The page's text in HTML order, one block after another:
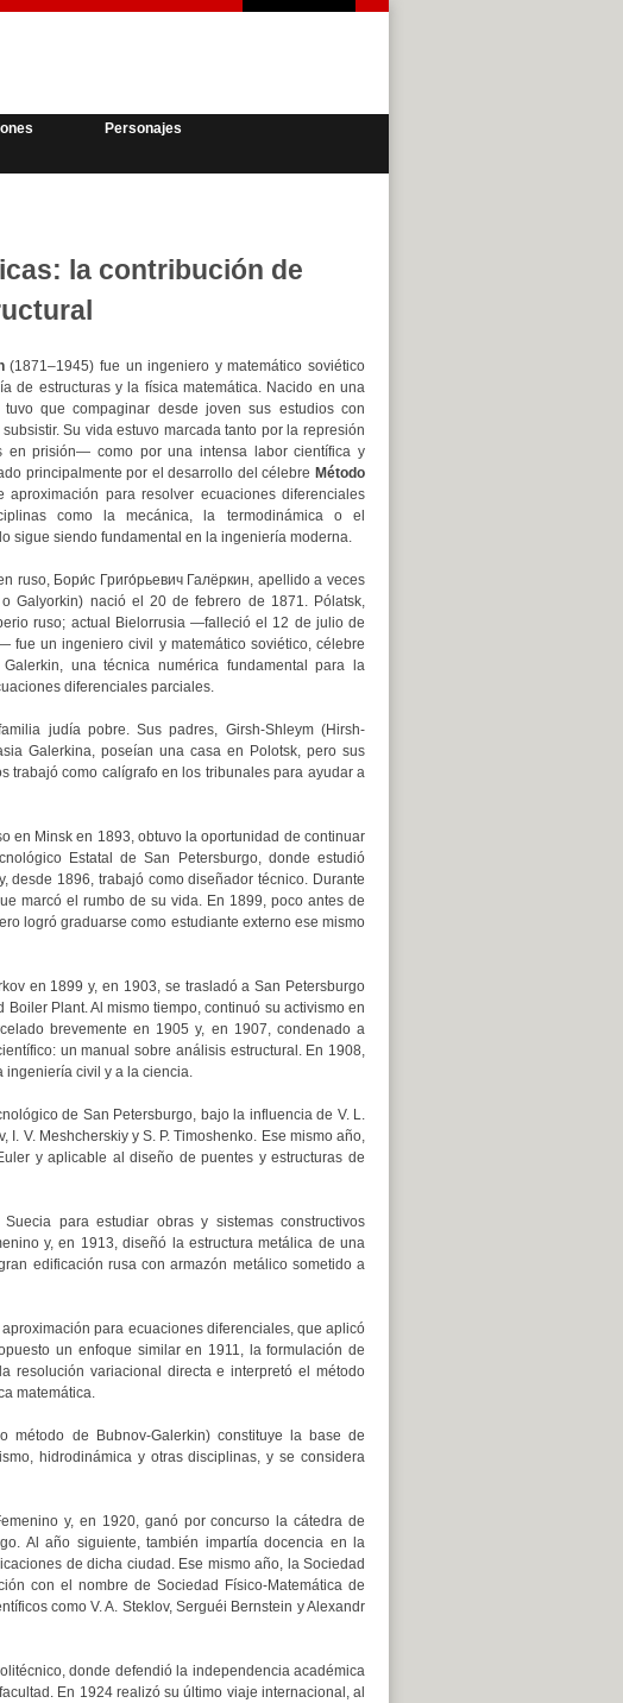
Personajes
la contribución de
(1871–1945) fue un ingeniero y matemático soviético
de estructuras y la física matemática. Nacido en una
que compaginar desde joven sus estudios con
Su vida estuvo marcada tanto por la represión
en prisión— como por una intensa labor científica y
principalmente por el desarrollo del célebre Método
aproximación para resolver ecuaciones diferenciales
como la mecánica, la termodinámica o el
sigue siendo fundamental en la ingeniería moderna.
ruso, Бори́с Григо́рьевич Галёркин, apellido a veces
Galyorkin) nació el 20 de febrero de 1871. Pólatsk,
ruso; actual Bielorrusia —falleció el 12 de julio de
fue un ingeniero civil y matemático soviético, célebre
una técnica numérica fundamental para la
diferenciales parciales.
judía pobre. Sus padres, Girsh-Shleym (Hirsh-
Galerkina, poseían una casa en Polotsk, pero sus
trabajó como calígrafo en los tribunales para ayudar a
en Minsk en 1893, obtuvo la oportunidad de continuar
Estatal de San Petersburgo, donde estudió
desde 1896, trabajó como diseñador técnico. Durante
marcó el rumbo de su vida. En 1899, poco antes de
logró graduarse como estudiante externo ese mismo
en 1899 y, en 1903, se trasladó a San Petersburgo
Plant. Al mismo tiempo, continuó su activismo en
brevemente en 1905 y, en 1907, condenado a
un manual sobre análisis estructural. En 1908,
ingeniería civil y a la ciencia.
de San Petersburgo, bajo la influencia de V. L.
I. V. Meshcherskiy y S. P. Timoshenko. Ese mismo año,
y aplicable al diseño de puentes y estructuras de
para estudiar obras y sistemas constructivos
y, en 1913, diseñó la estructura metálica de una
edificación rusa con armazón metálico sometido a
para ecuaciones diferenciales, que aplicó
un enfoque similar en 1911, la formulación de
resolución variacional directa e interpretó el método
matemática.
método de Bubnov-Galerkin) constituye la base de
hidrodinámica y otras disciplinas, y se considera
y, en 1920, ganó por concurso la cátedra de
Al año siguiente, también impartía docencia en la
de dicha ciudad. Ese mismo año, la Sociedad
con el nombre de Sociedad Físico-Matemática de
como V. A. Steklov, Serguéi Bernstein y Alexandr
donde defendió la independencia académica
En 1924 realizó su último viaje internacional, al